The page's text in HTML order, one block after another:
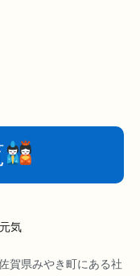
元気
賀県みやき町にある社